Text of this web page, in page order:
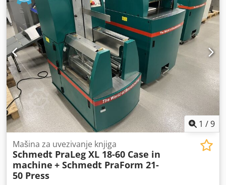
1 /9
Mašina za uvezivanje knjiga
Schmedt PraLeg XL 18-60 Case in
machine + Schmedt PraForm 21-
50 Press